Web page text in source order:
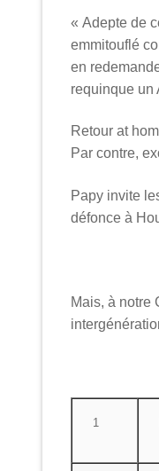
« Adepte de
emmitouflé
en
requinque un
Retour at
Par contre,
Papy invite
défonce à
Mais, à notre
1